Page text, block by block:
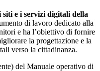
e i servizi digitali della
di lavoro dedicato alla
e ha l’obiettivo di fornire
la progettazione e la
verso la cittadinanza.
del Manuale operativo di